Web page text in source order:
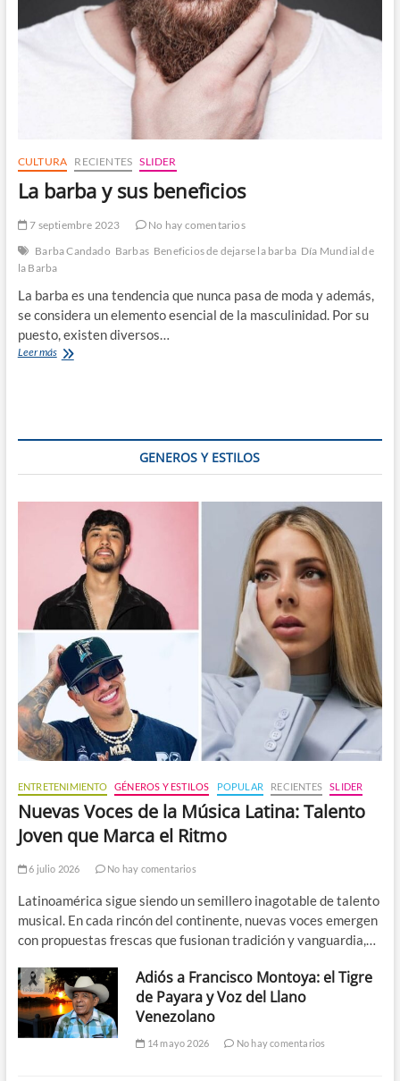
CULTURA RECIENTES SLIDER
La barba y sus beneficios
7 septiembre 2023
No hay comentarios
Barba Candado Barbas Beneficios de dejarse la barba Día Mundial de
la Barba
La barba es una tendencia que nunca pasa de moda y además,
se considera un elemento esencial de la masculinidad. Por su
puesto, existen diversos…
Leer másLa
GENEROS Y ESTILOS
ENTRETENIMIENTO GÉNEROS Y ESTILOS POPULAR RECIENTES SLIDER
Nuevas Voces de la Música Latina: Talento
Joven que Marca el Ritmo
6 julio 2026 No hay comentarios
Latinoamérica sigue siendo un semillero inagotable de talento
musical. En cada rincón del continente, nuevas voces emergen
con propuestas frescas que fusionan tradición y vanguardia,…
Adiós a Francisco Montoya: el Tigre
de Payara y Voz del Llano
Venezolano
14 mayo 2026 No hay comentarios